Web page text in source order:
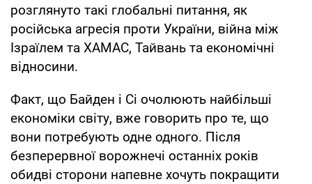
розглянуто такі глобальні питання, як
російська агресія проти України, війна між
Ізраїлем та ХАМАС, Тайвань та економічні
відносини.
Факт, що Байден і Сі очолюють найбільші
економіки світу, вже говорить про те, що
вони потребують одне одного. Після
безперервної ворожнечі останніх років
обидві сторони напевне хочуть покращити